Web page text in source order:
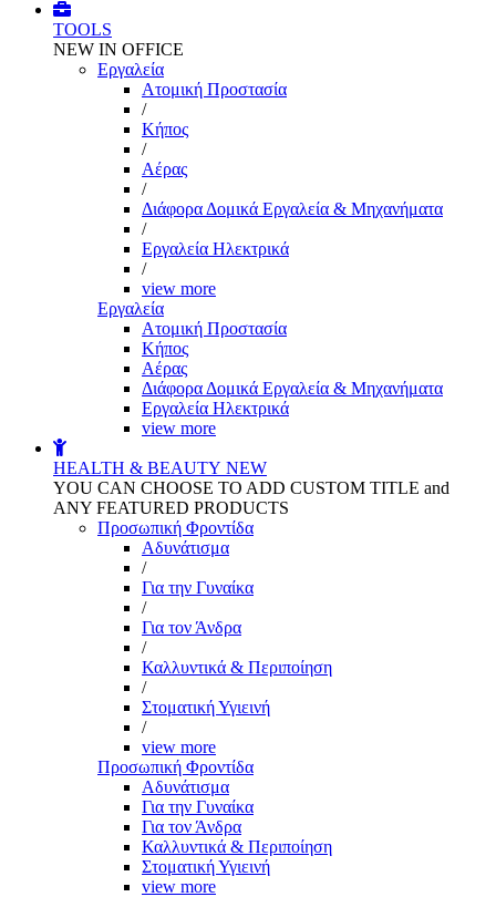
TOOLS
NEW IN OFFICE
Εργαλεία
Aτομική Προστασία
/
Kήπος
/
Αέρας
/
Διάφορα Δομικά Εργαλεία & Μηχανήματα
/
Εργαλεία Ηλεκτρικά
/
view more
Εργαλεία
Aτομική Προστασία
Kήπος
Αέρας
Διάφορα Δομικά Εργαλεία & Μηχανήματα
Εργαλεία Ηλεκτρικά
view more
HEALTH & BEAUTY NEW
YOU CAN CHOOSE TO ADD CUSTOM TITLE and
ANY FEATURED PRODUCTS
Προσωπική Φροντίδα
Αδυνάτισμα
/
Για την Γυναίκα
/
Για τον Άνδρα
/
Καλλυντικά & Περιποίηση
/
Στοματική Υγιεινή
/
view more
Προσωπική Φροντίδα
Αδυνάτισμα
Για την Γυναίκα
Για τον Άνδρα
Καλλυντικά & Περιποίηση
Στοματική Υγιεινή
view more